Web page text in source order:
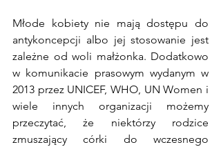
Młode kobiety nie mają dostępu do
antykoncepcji albo jej stosowanie jest
zależne od woli małżonka. Dodatkowo
w komunikacie prasowym wydanym w
2013 przez UNICEF, WHO, UN Women i
wiele innych organizacji możemy
przeczytać, że niektórzy rodzice
zmuszający córki do wczesnego